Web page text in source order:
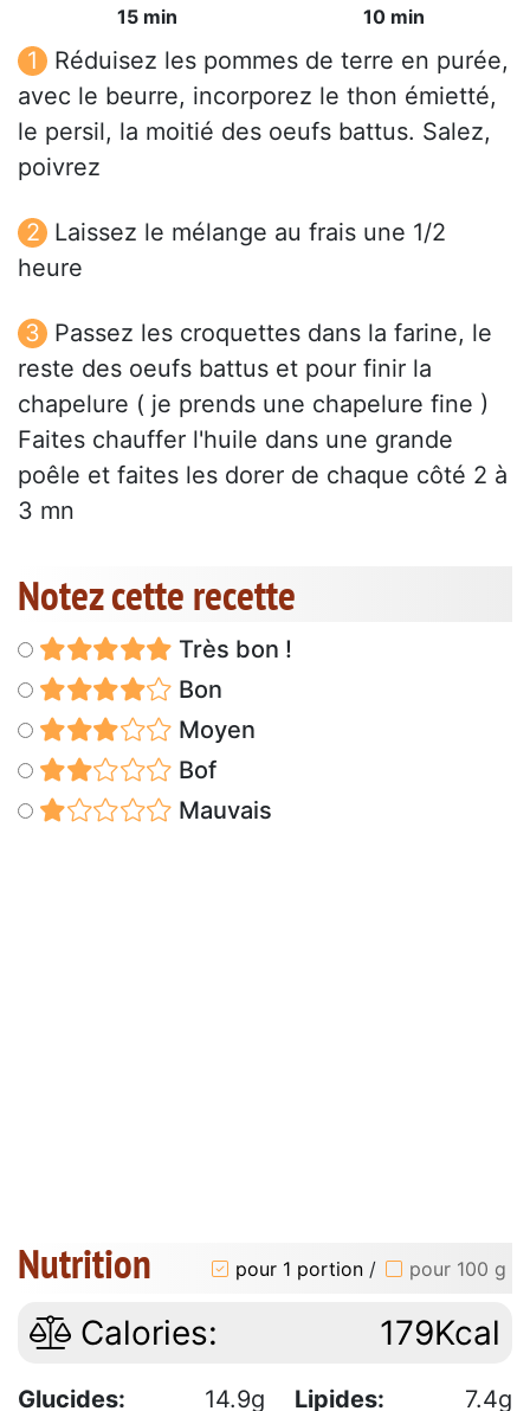
15 min 10 min
Réduisez les pommes de terre en purée,
avec le beurre, incorporez le thon émietté,
le persil, la moitié des oeufs battus. Salez,
poivrez
Laissez le mélange au frais une 1/2
heure
Passez les croquettes dans la farine, le
reste des oeufs battus et pour finir la
chapelure ( je prends une chapelure fine )
Faites chauffer l'huile dans une grande
poêle et faites les dorer de chaque côté 2 à
3 mn
Notez cette recette
Très bon !
Bon
Moyen
Bof
Mauvais
Nutrition pour 1 portion / pour 100 g
Calories: 179Kcal
Glucides: 14.9g Lipides:
7.4g